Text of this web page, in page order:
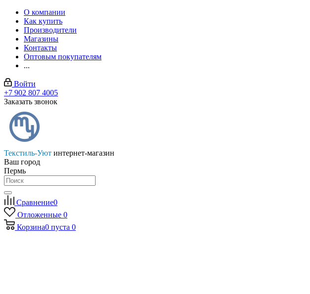
О компании
Как купить
Производители
Магазины
Контакты
Оптовым покупателям
...
Войти
+7 902 807 4005
Заказать звонок
Текстиль-Уют интернет-магазин
Ваш город
Пермь
Сравнение0
Отложенные 0
Корзина0 пуста 0